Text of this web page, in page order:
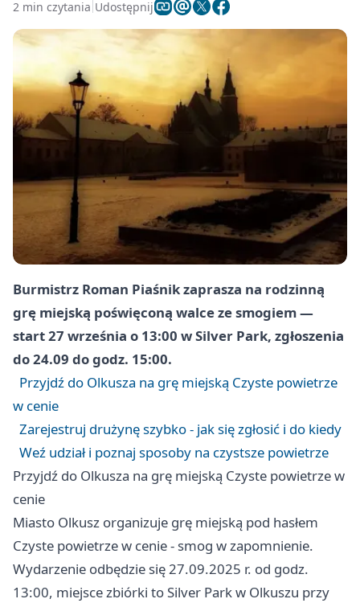
2 min czytania Udostępnij
Burmistrz Roman Piaśnik zaprasza na rodzinną
grę miejską poświęconą walce ze smogiem —
start 27 września o 13:00 w Silver Park, zgłoszenia
do 24.09 do godz. 15:00.
Przyjdź do Olkusza na grę miejską Czyste powietrze
w cenie
Zarejestruj drużynę szybko - jak się zgłosić i do kiedy
Weź udział i poznaj sposoby na czystsze powietrze
Przyjdź do Olkusza na grę miejską Czyste powietrze w
cenie
Miasto Olkusz organizuje grę miejską pod hasłem
Czyste powietrze w cenie - smog w zapomnienie.
Wydarzenie odbędzie się 27.09.2025 r. od godz.
13:00, miejsce zbiórki to Silver Park w Olkuszu przy